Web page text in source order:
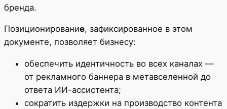
бренда.
Позиционирование, зафиксированное в этом
документе, позволяет бизнесу:
обеспечить идентичность во всех каналах —
от рекламного баннера в метавселенной до
ответа ИИ-ассистента;
сократить издержки на производство контента